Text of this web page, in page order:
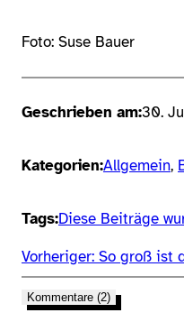
Foto: Suse Bauer
Geschrieben am:30.
Kategorien:Allgemein,
Tags:Diese Beiträge
Vorheriger: So groß ist
Kommentare (2)